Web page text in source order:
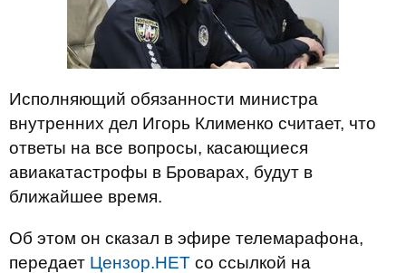
Исполняющий обязанности министра
внутренних дел Игорь Клименко считает, что
ответы на все вопросы, касающиеся
авиакатастрофы в Броварах, будут в
ближайшее время.
Об этом он сказал в эфире телемарафона,
передает Цензор.НЕТ со ссылкой на